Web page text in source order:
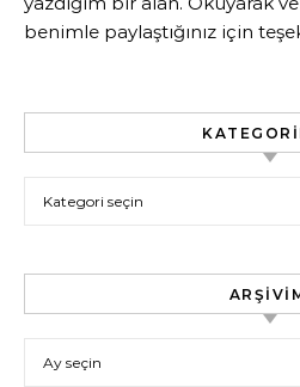
benimle paylaştığınız için